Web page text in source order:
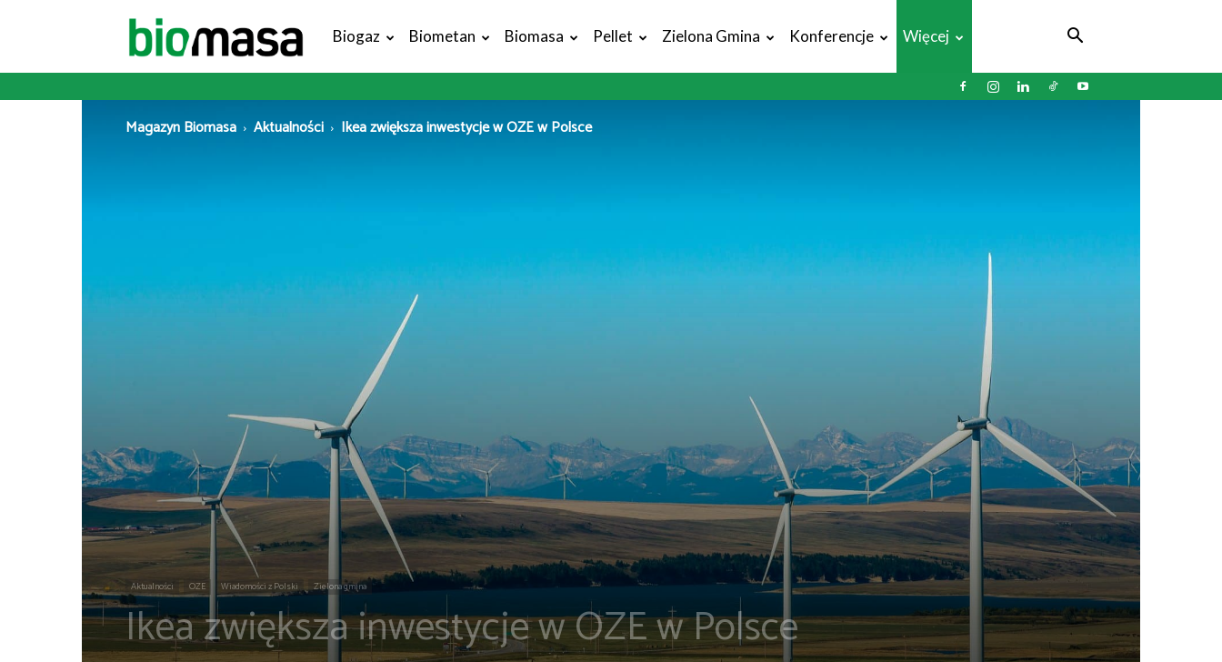
Magazyn
Biogaz Biometan Biomasa Pellet Zielona Gmina Konferencje Więcej
Magazyn Biomasa Aktualności Ikea zwiększa inwestycje w OZE w Polsce
Aktualności OZE Wiadomości z Polski Zielona gmina
Ikea zwiększa inwestycje w OZE w Polsce